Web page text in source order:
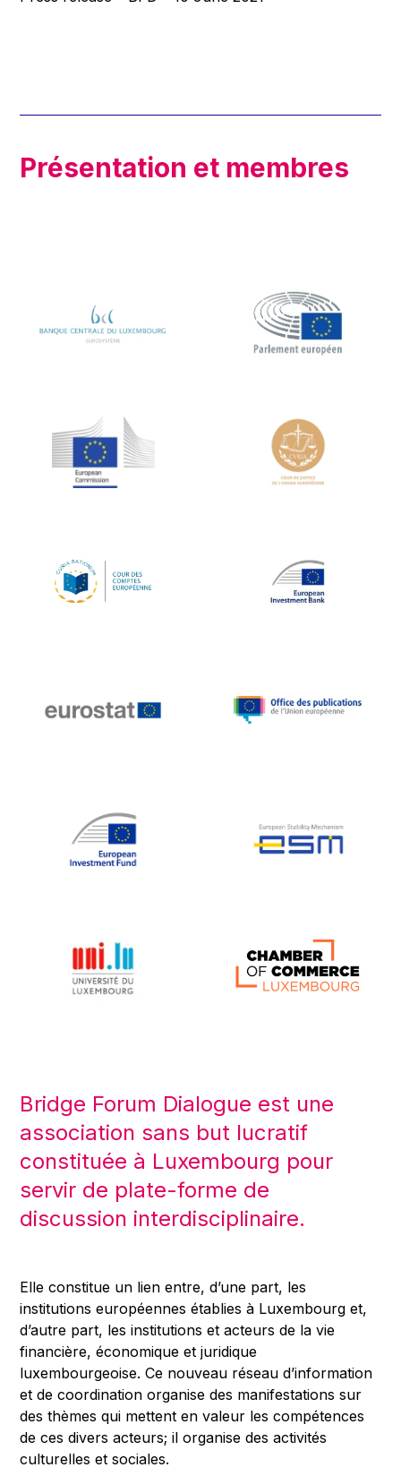
Présentation et membres
Bridge Forum Dialogue est une
association sans but lucratif
constituée à Luxembourg pour
servir de plate-forme de
discussion interdisciplinaire.
Elle constitue un lien entre, d’une part, les
institutions européennes établies à Luxembourg et,
d’autre part, les institutions et acteurs de la vie
financière, économique et juridique
luxembourgeoise. Ce nouveau réseau d’information
et de coordination organise des manifestations sur
des thèmes qui mettent en valeur les compétences
de ces divers acteurs; il organise des activités
culturelles et sociales.